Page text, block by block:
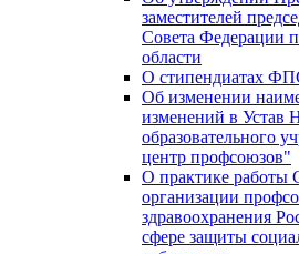
заместителей
Совета Федерации
области
О стипендиатах
Об изменении
изменений в Устав
образовательного
центр профсоюзов"
О практике работы
организации
здравоохранения
сфере защиты